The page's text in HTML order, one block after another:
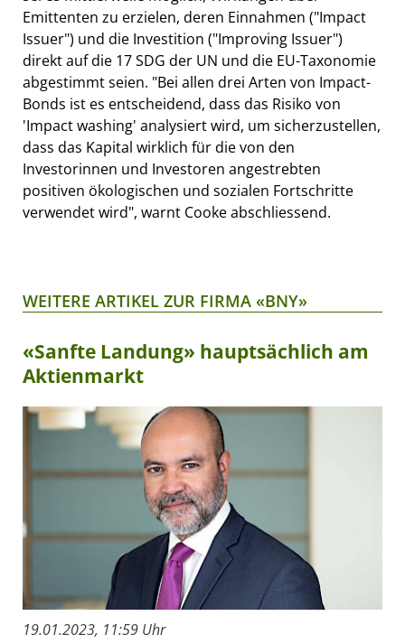
Emittenten zu erzielen, deren Einnahmen ("Impact
Issuer") und die Investition ("Improving Issuer")
direkt auf die 17 SDG der UN und die EU-Taxonomie
abgestimmt seien. "Bei allen drei Arten von Impact-
Bonds ist es entscheidend, dass das Risiko von
'Impact washing' analysiert wird, um sicherzustellen,
dass das Kapital wirklich für die von den
Investorinnen und Investoren angestrebten
positiven ökologischen und sozialen Fortschritte
verwendet wird", warnt Cooke abschliessend.
WEITERE ARTIKEL ZUR FIRMA «BNY»
«Sanfte Landung» hauptsächlich am
Aktienmarkt
19.01.2023, 11:59 Uhr